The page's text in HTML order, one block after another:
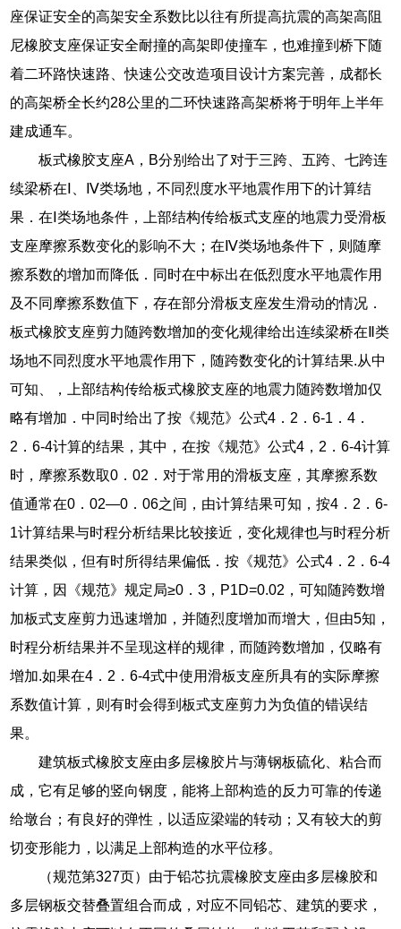
座保证安全的高架安全系数比以往有所提高抗震的高架高阻
尼橡胶支座保证安全耐撞的高架即使撞车，也难撞到桥下随
着二环路快速路、快速公交改造项目设计方案完善，成都长
的高架桥全长约28公里的二环快速路高架桥将于明年上半年
建成通车。
板式橡胶支座A，B分别给出了对于三跨、五跨、七跨连
续梁桥在Ⅰ、Ⅳ类场地，不同烈度水平地震作用下的计算结
果．在Ⅰ类场地条件，上部结构传给板式支座的地震力受滑板
支座摩擦系数变化的影响不大；在Ⅳ类场地条件下，则随摩
擦系数的增加而降低．同时在中标出在低烈度水平地震作用
及不同摩擦系数值下，存在部分滑板支座发生滑动的情况．
板式橡胶支座剪力随跨数增加的变化规律给出连续梁桥在Ⅱ类
场地不同烈度水平地震作用下，随跨数变化的计算结果.从中
可知、，上部结构传给板式橡胶支座的地震力随跨数增加仅
略有增加．中同时给出了按《规范》公式4．2．6-1．4．
2．6-4计算的结果，其中，在按《规范》公式4，2．6-4计算
时，摩擦系数取0．02．对于常用的滑板支座，其摩擦系数
值通常在0．02—0．06之间，由计算结果可知，按4．2．6-
1计算结果与时程分析结果比较接近，变化规律也与时程分析
结果类似，但有时所得结果偏低．按《规范》公式4．2．6-4
计算，因《规范》规定局≥0．3，P1D=0.02，可知随跨数增
加板式支座剪力迅速增加，并随烈度增加而增大，但由5知，
时程分析结果并不呈现这样的规律，而随跨数增加，仅略有
增加.如果在4．2．6-4式中使用滑板支座所具有的实际摩擦
系数值计算，则有时会得到板式支座剪力为负值的错误结
果。
建筑板式橡胶支座由多层橡胶片与薄钢板硫化、粘合而
成，它有足够的竖向钢度，能将上部构造的反力可靠的传递
给墩台；有良好的弹性，以适应梁端的转动；又有较大的剪
切变形能力，以满足上部构造的水平位移。
（规范第327页）由于铅芯抗震橡胶支座由多层橡胶和
多层钢板交替叠置组合而成，对应不同铅芯、建筑的要求，